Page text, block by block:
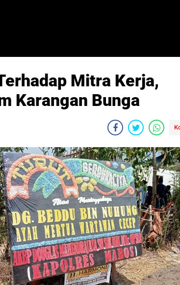
Mitra Kerja,
Karangan Bunga